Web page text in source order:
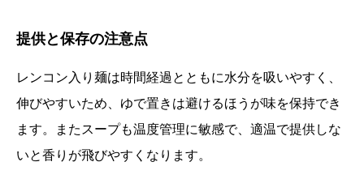
提供と保存の注意点
レンコン入り麺は時間経過とともに水分を吸いやすく、
伸びやすいため、ゆで置きは避けるほうが味を保持でき
ます。またスープも温度管理に敏感で、適温で提供しな
いと香りが飛びやすくなります。